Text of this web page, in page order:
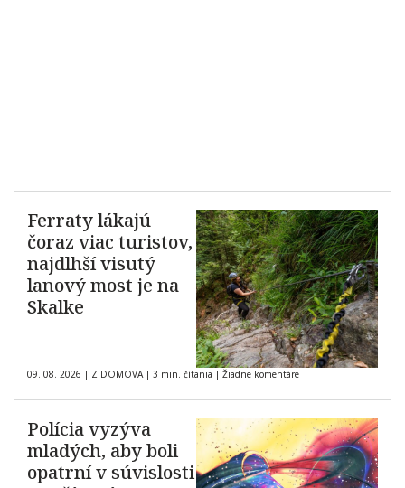
Ferraty lákajú
čoraz viac turistov,
najdlhší visutý
lanový most je na
Skalke
09. 08. 2026 | Z DOMOVA | 3 min. čítania | Žiadne komentáre
Polícia vyzýva
mladých, aby boli
opatrní v súvislosti